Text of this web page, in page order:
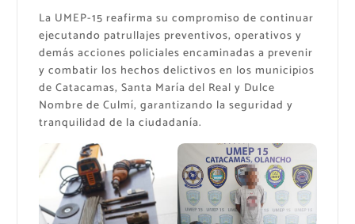
La UMEP-15 reafirma su compromiso de continuar
ejecutando patrullajes preventivos, operativos y
demás acciones policiales encaminadas a prevenir
y combatir los hechos delictivos en los municipios
de Catacamas, Santa María del Real y Dulce
Nombre de Culmí, garantizando la seguridad y
tranquilidad de la ciudadanía.